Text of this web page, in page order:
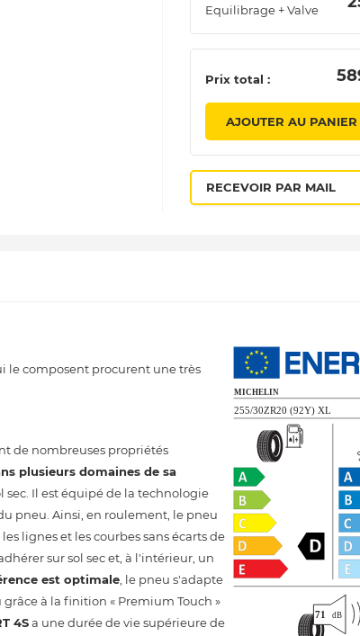
Equilibrage + Valve
Prix total :
AJOUTER AU PANIER
RECEVOIR PAR MAIL
le composent procurent une très
de nombreuses propriétés
plusieurs domaines de sa
sec. Il est équipé de la technologie
pneu. Ainsi, en roulement, le pneu
les lignes et les courbes sans écarts de
sur sol sec et, à l'intérieur, un
est optimale , le pneu s'adapte
à la finition « Premium Touch »
4Sa une durée de vie supérieure de